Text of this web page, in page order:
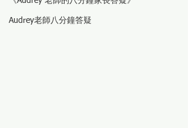
Audrey老師八分鐘答疑